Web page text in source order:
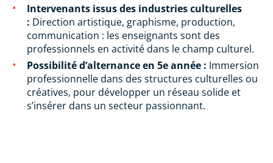
Intervenants issus des industries culturelles
: Direction artistique, graphisme, production,
communication : les enseignants sont des
professionnels en activité dans le champ culturel.
Possibilité d’alternance en 5e année : Immersion
professionnelle dans des structures culturelles ou
créatives, pour développer un réseau solide et
s’insérer dans un secteur passionnant.